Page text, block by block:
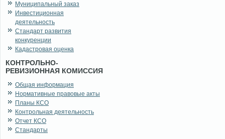
Муниципальный заказ
Инвестиционная
деятельность
Стандарт развития
конкуренции
Кадастровая оценка
КОНТРОЛЬНО-
РЕВИЗИОННАЯ КОМИССИЯ
Общая информация
Нормативные правовые акты
Планы КСО
Контрольная деятельность
Отчет КСО
Стандарты